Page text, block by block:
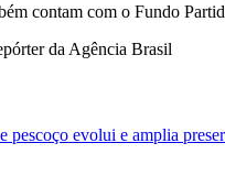
contam com o Fundo
da Agência Brasil